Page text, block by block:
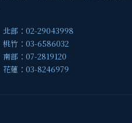
北部：02-29043998
桃竹：03-6586032
南部：07-2819120
花蓮：03-8246979